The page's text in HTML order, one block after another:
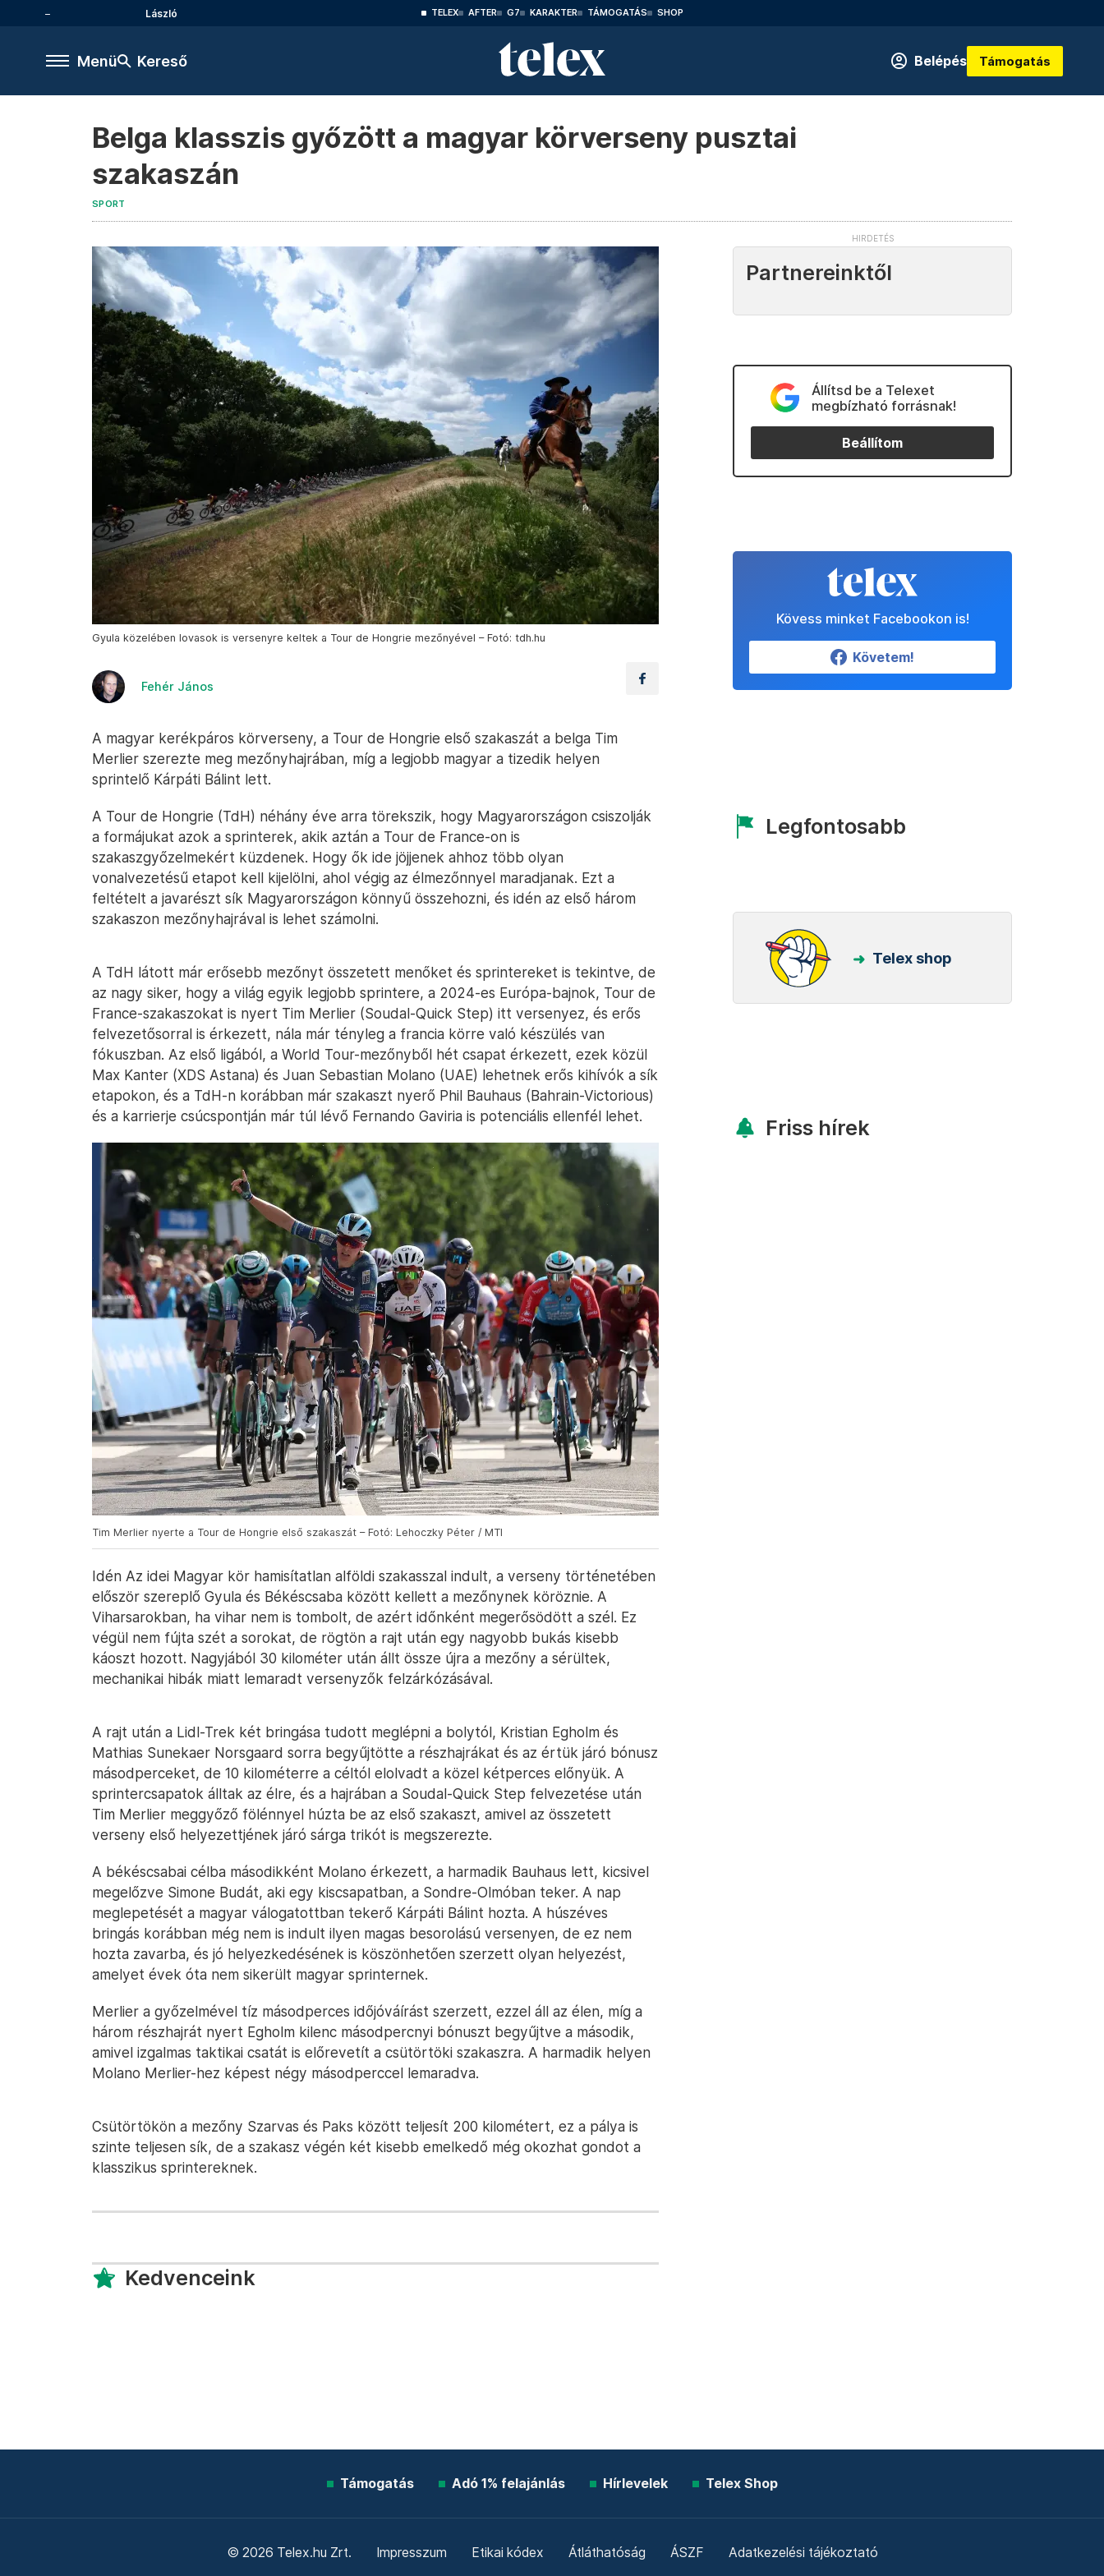
László TELEX AFTER G7 KARAKTER TÁMOGATÁS SHOP
Menü Kereső Belépés Támogatás
Belga klasszis győzött a magyar körverseny pusztai
szakaszán
SPORT
Gyula közelében lovasok is versenyre keltek a Tour de Hongrie mezőnyével – Fotó: tdh.hu
Fehér János
A magyar kerékpáros körverseny, a Tour de Hongrie első szakaszát a belga Tim
Merlier szerezte meg mezőnyhajrában, míg a legjobb magyar a tizedik helyen
sprintelő Kárpáti Bálint lett.
A Tour de Hongrie (TdH) néhány éve arra törekszik, hogy Magyarországon csiszolják
a formájukat azok a sprinterek, akik aztán a Tour de France-on is
szakaszgyőzelmekért küzdenek. Hogy ők ide jöjjenek ahhoz több olyan
vonalvezetésű etapot kell kijelölni, ahol végig az élmezőnnyel maradjanak. Ezt a
feltételt a javarészt sík Magyarországon könnyű összehozni, és idén az első három
szakaszon mezőnyhajrával is lehet számolni.
A TdH látott már erősebb mezőnyt összetett menőket és sprintereket is tekintve, de
az nagy siker, hogy a világ egyik legjobb sprintere, a 2024-es Európa-bajnok, Tour de
France-szakaszokat is nyert Tim Merlier (Soudal-Quick Step) itt versenyez, és erős
felvezetősorral is érkezett, nála már tényleg a francia körre való készülés van
fókuszban. Az első ligából, a World Tour-mezőnyből hét csapat érkezett, ezek közül
Max Kanter (XDS Astana) és Juan Sebastian Molano (UAE) lehetnek erős kihívók a sík
etapokon, és a TdH-n korábban már szakaszt nyerő Phil Bauhaus (Bahrain-Victorious)
és a karrierje csúcspontján már túl lévő Fernando Gaviria is potenciális ellenfél lehet.
Tim Merlier nyerte a Tour de Hongrie első szakaszát – Fotó: Lehoczky Péter / MTI
Idén Az idei Magyar kör hamisítatlan alföldi szakasszal indult, a verseny történetében
először szereplő Gyula és Békéscsaba között kellett a mezőnynek köröznie. A
Viharsarokban, ha vihar nem is tombolt, de azért időnként megerősödött a szél. Ez
végül nem fújta szét a sorokat, de rögtön a rajt után egy nagyobb bukás kisebb
káoszt hozott. Nagyjából 30 kilométer után állt össze újra a mezőny a sérültek,
mechanikai hibák miatt lemaradt versenyzők felzárkózásával.
A rajt után a Lidl-Trek két bringása tudott meglépni a bolytól, Kristian Egholm és
Mathias Sunekaer Norsgaard sorra begyűjtötte a részhajrákat és az értük járó bónusz
másodperceket, de 10 kilométerre a céltól elolvadt a közel kétperces előnyük. A
sprintercsapatok álltak az élre, és a hajrában a Soudal-Quick Step felvezetése után
Tim Merlier meggyőző fölénnyel húzta be az első szakaszt, amivel az összetett
verseny első helyezettjének járó sárga trikót is megszerezte.
A békéscsabai célba másodikként Molano érkezett, a harmadik Bauhaus lett, kicsivel
megelőzve Simone Budát, aki egy kiscsapatban, a Sondre-Olmóban teker. A nap
meglepetését a magyar válogatottban tekerő Kárpáti Bálint hozta. A húszéves
bringás korábban még nem is indult ilyen magas besorolású versenyen, de ez nem
hozta zavarba, és jó helyezkedésének is köszönhetően szerzett olyan helyezést,
amelyet évek óta nem sikerült magyar sprinternek.
Merlier a győzelmével tíz másodperces időjóváírást szerzett, ezzel áll az élen, míg a
három részhajrát nyert Egholm kilenc másodpercnyi bónuszt begyűjtve a második,
amivel izgalmas taktikai csatát is előrevetít a csütörtöki szakaszra. A harmadik helyen
Molano Merlier-hez képest négy másodperccel lemaradva.
Csütörtökön a mezőny Szarvas és Paks között teljesít 200 kilométert, ez a pálya is
szinte teljesen sík, de a szakasz végén két kisebb emelkedő még okozhat gondot a
klasszikus sprintereknek.
Kedvenceink
Partnereinktől
Állítsd be a Telexet
megbízható forrásnak!
Beállítom
Kövess minket Facebookon is!
Követem!
Legfontosabb
Telex shop
Friss hírek
Támogatás Adó 1% felajánlás Hírlevelek Telex Shop
© 2026 Telex.hu Zrt. Impresszum Etikai kódex Átláthatóság ÁSZF Adatkezelési tájékoztató